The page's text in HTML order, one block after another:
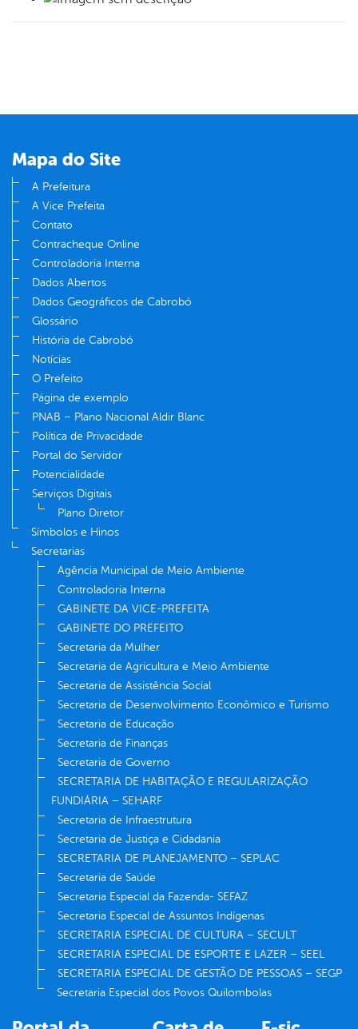
Mapa do Site
A Prefeitura
A Vice Prefeita
Contato
Contracheque Online
Controladoria Interna
Dados Abertos
Dados Geográficos de Cabrobó
Glossário
História de Cabrobó
Notícias
O Prefeito
Página de exemplo
PNAB – Plano Nacional Aldir Blanc
Política de Privacidade
Portal do Servidor
Potencialidade
Serviços Digitais
Plano Diretor
Símbolos e Hinos
Secretarias
Agência Municipal de Meio Ambiente
Controladoria Interna
GABINETE DA VICE-PREFEITA
GABINETE DO PREFEITO
Secretaria da Mulher
Secretaria de Agricultura e Meio Ambiente
Secretaria de Assistência Social
Secretaria de Desenvolvimento Econômico e Turismo
Secretaria de Educação
Secretaria de Finanças
Secretaria de Governo
SECRETARIA DE HABITAÇÃO E REGULARIZAÇÃO
FUNDIÁRIA – SEHARF
Secretaria de Infraestrutura
Secretaria de Justiça e Cidadania
SECRETARIA DE PLANEJAMENTO – SEPLAC
Secretaria de Saúde
Secretaria Especial da Fazenda- SEFAZ
Secretaria Especial de Assuntos Indígenas
SECRETARIA ESPECIAL DE CULTURA – SECULT
SECRETARIA ESPECIAL DE ESPORTE E LAZER – SEEL
SECRETARIA ESPECIAL DE GESTÃO DE PESSOAS – SEGP
Secretaria Especial dos Povos Quilombolas